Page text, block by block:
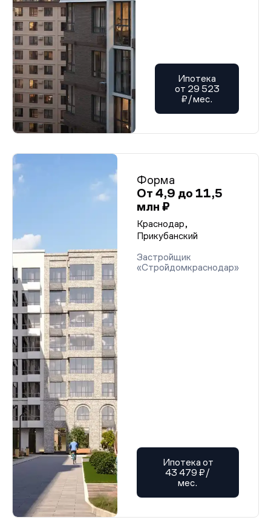
Ипотека
от 29 523
₽/мес.
Форма
От 4,9 до 11,5
млн ₽
Краснодар,
Прикубанский
Застройщик
«Стройдомкраснодар»
Ипотека от
43 479 ₽/
мес.